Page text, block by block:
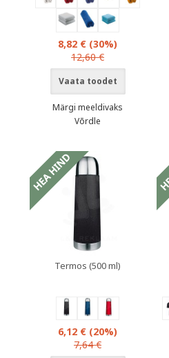
8,82 € (30%)
12,60 €
Vaata toodet
Märgi meeldivaks
Võrdle
Termos (500 ml)
6,12 € (20%)
7,64 €